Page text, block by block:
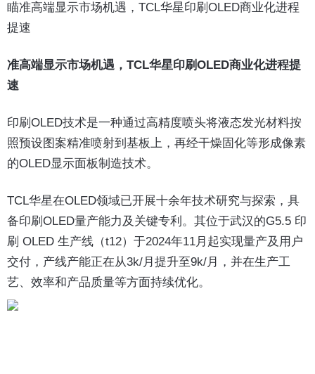
瞄准高端显示市场机遇，TCL华星印刷OLED商业化进程
提速
准高端显示市场机遇，TCL华星印刷OLED商业化进程提
速
印刷OLED技术是一种通过高精度喷头将液态发光材料按
照预设图案精准喷射到基板上，再经干燥固化等形成像素
的OLED显示面板制造技术。
TCL华星在OLED领域已开展十余年技术研究与探索，具
备印刷OLED量产能力及关键专利。其位于武汉的G5.5 印
刷 OLED 生产线（t12）于2024年11月起实现量产及用户
交付，产线产能正在从3k/月提升至9k/月，并在生产工
艺、效率和产品质量等方面持续优化。